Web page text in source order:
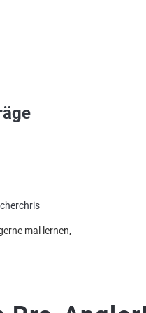
mal lernen,